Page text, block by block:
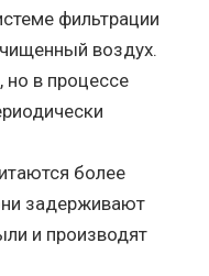
фильтрации
воздух.
в процессе
более
задерживают
и производят